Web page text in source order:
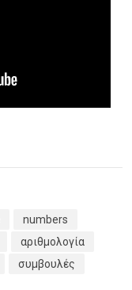
numbers
αριθμολογία
συμβουλές